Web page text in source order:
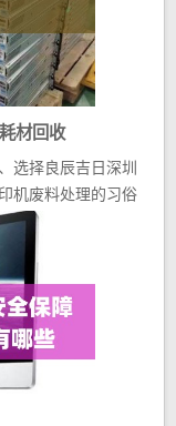
材回收
择良辰吉日深圳
机废料处理的习俗